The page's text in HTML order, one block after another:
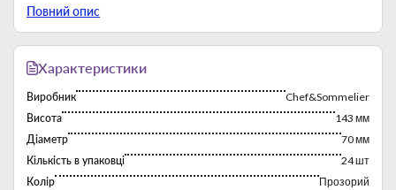
Повний опис
Характеристики
Виробник
Chef&Sommelier
Висота
143 мм
Діаметр
70 мм
Кількість в упаковці
24 шт
Колір
Прозорий